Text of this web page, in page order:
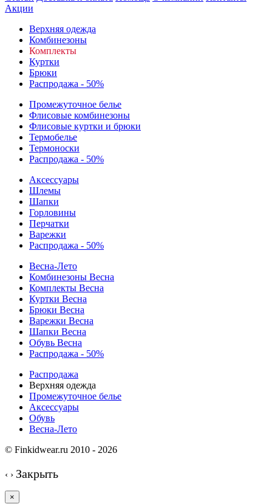
Акции
Верхняя одежда
Комбинезоны
Комплекты
Куртки
Брюки
Распродажа - 50%
Промежуточное белье
Флисовые комбинезоны
Флисовые куртки и брюки
Термобелье
Термоноски
Распродажа - 50%
Аксессуары
Шлемы
Шапки
Горловины
Перчатки
Варежки
Распродажа - 50%
Весна-Лето
Комбинезоны Весна
Комплекты Весна
Куртки Весна
Брюки Весна
Варежки Весна
Шапки Весна
Обувь Весна
Распродажа - 50%
Распродажа
Верхняя одежда
Промежуточное белье
Аксессуары
Обувь
Весна-Лето
© Finkidwear.ru 2010 - 2026
‹ › Закрыть
×